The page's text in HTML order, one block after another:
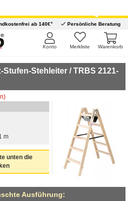
ab 140€* Persönliche Beratung
Warenkorb
Merkliste
Konto
Stufen-Stehleiter / TRBS 2121-
m
unten die
Ausführung: